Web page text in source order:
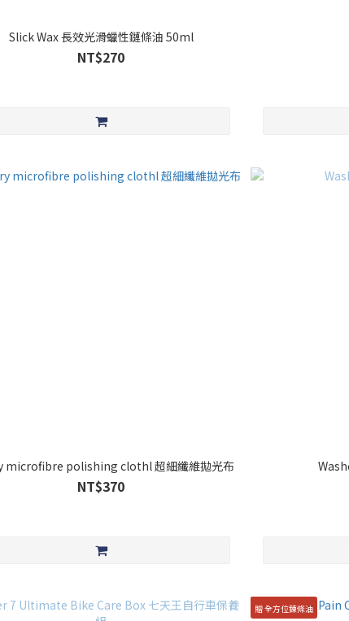
Slick Wax 長效光滑蠟性鏈條油 50ml
NT$270
microfibre polishing clothl 超細纖維拋光布
NT$370
贈 全方位鍊條油